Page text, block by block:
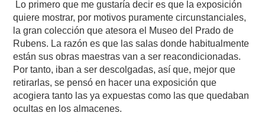
Lo primero que me gustaría decir es que la exposición
quiere mostrar, por motivos puramente circunstanciales,
la gran colección que atesora el Museo del Prado de
Rubens. La razón es que las salas donde habitualmente
están sus obras maestras van a ser reacondicionadas.
Por tanto, iban a ser descolgadas, así que, mejor que
retirarlas, se pensó en hacer una exposición que
acogiera tanto las ya expuestas como las que quedaban
ocultas en los almacenes.